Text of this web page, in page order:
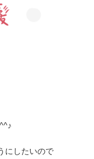
にしたいので